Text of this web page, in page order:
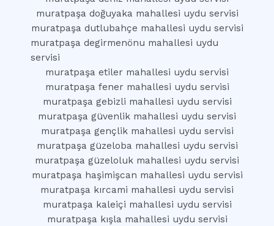
muratpaşa doğuyaka mahallesi uydu servisi
muratpaşa dutlubahçe mahallesi uydu servisi
muratpaşa degirmenönu mahallesi uydu
servisi
muratpaşa etiler mahallesi uydu servisi
muratpaşa fener mahallesi uydu servisi
muratpaşa gebizli mahallesi uydu servisi
muratpaşa güvenlik mahallesi uydu servisi
muratpaşa gençlik mahallesi uydu servisi
muratpaşa güzeloba mahallesi uydu servisi
muratpaşa güzeloluk mahallesi uydu servisi
muratpaşa haşimişcan mahallesi uydu servisi
muratpaşa kırcami mahallesi uydu servisi
muratpaşa kaleiçi mahallesi uydu servisi
muratpaşa kışla mahallesi uydu servisi